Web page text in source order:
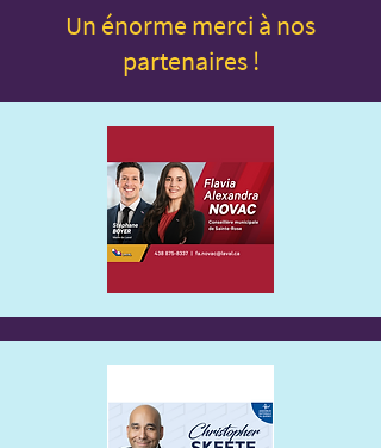
Un énorme merci à nos
partenaires !